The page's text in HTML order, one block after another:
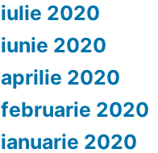
iulie 2020
iunie 2020
aprilie 2020
februarie 2020
ianuarie 2020